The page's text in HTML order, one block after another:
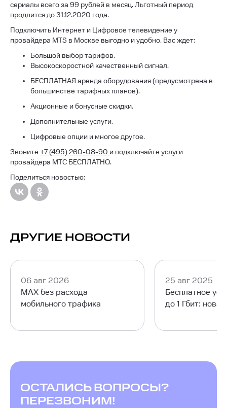
сериалы всего за 99 рублей в месяц. Льготный период
продлится до 31.12.2020 года.
Подключить Интернет и Цифровое телевидение у
провайдера MTS в Москве выгодно и удобно. Вас ждет:
Большой выбор тарифов.
Высокоскоростной качественный сигнал.
БЕСПЛАТНАЯ аренда оборудования (предусмотрена в
большинстве тарифных планов).
Акционные и бонусные скидки.
Дополнительные услуги.
Цифровые опции и многое другое.
Звоните +7 (495) 260-08-90 и подключайте услуги
провайдера МТС БЕСПЛАТНО.
Поделиться новостью:
ДРУГИЕ НОВОСТИ
06 авг 2026
MAX без расхода
мобильного трафика
25 авг 2025
Бесплатное
до 1 Гбит:
ОСТАЛИСЬ ВОПРОСЫ?
ПЕРЕЗВОНИМ!